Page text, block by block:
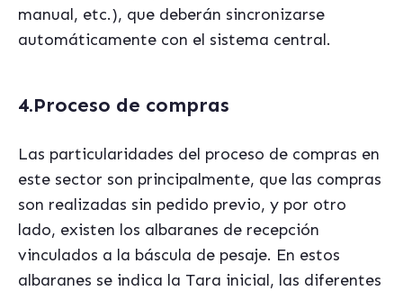
manual, etc.), que deberán sincronizarse
automáticamente con el sistema central.
4.Proceso de compras
Las particularidades del proceso de compras en
este sector son principalmente, que las compras
son realizadas sin pedido previo, y por otro
lado, existen los albaranes de recepción
vinculados a la báscula de pesaje. En estos
albaranes se indica la Tara inicial, las diferentes